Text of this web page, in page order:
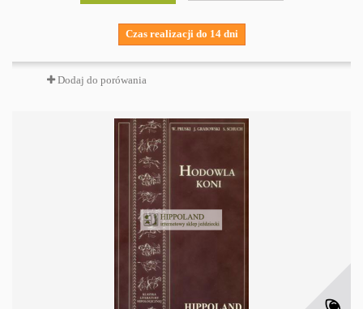
Czas realizacji do 14 dni
Dodaj do porówania